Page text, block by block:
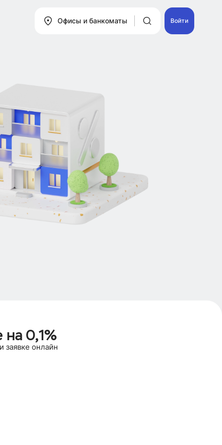
Офисы и банкоматы Войти
0,1%
заявке онлайн